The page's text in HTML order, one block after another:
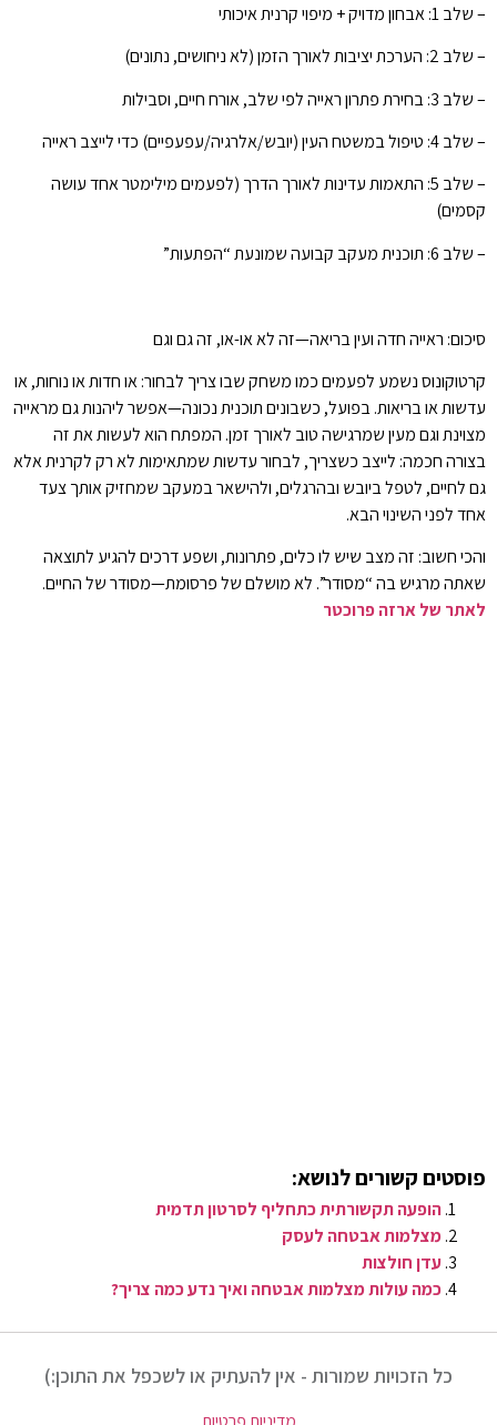
– שלב 1: אבחון מדויק + מיפוי קרנית איכותי
– שלב 2: הערכת יציבות לאורך הזמן (לא ניחושים, נתונים)
– שלב 3: בחירת פתרון ראייה לפי שלב, אורח חיים, וסבילות
– שלב 4: טיפול במשטח העין (יובש/אלרגיה/עפעפיים) כדי לייצב ראייה
– שלב 5: התאמות עדינות לאורך הדרך (לפעמים מילימטר אחד עושה
קסמים)
– שלב 6: תוכנית מעקב קבועה שמונעת “הפתעות”
סיכום: ראייה חדה ועין בריאה—זה לא או-או, זה גם וגם
קרטוקונוס נשמע לפעמים כמו משחק שבו צריך לבחור: או חדות או נוחות, או
עדשות או בריאות. בפועל, כשבונים תוכנית נכונה—אפשר ליהנות גם מראייה
מצוינת וגם מעין שמרגישה טוב לאורך זמן. המפתח הוא לעשות את זה
בצורה חכמה: לייצב כשצריך, לבחור עדשות שמתאימות לא רק לקרנית אלא
גם לחיים, לטפל ביובש ובהרגלים, ולהישאר במעקב שמחזיק אותך צעד
אחד לפני השינוי הבא.
והכי חשוב: זה מצב שיש לו כלים, פתרונות, ושפע דרכים להגיע לתוצאה
שאתה מרגיש בה “מסודר”. לא מושלם של פרסומת—מסודר של החיים.
לאתר שלארזה פרוכטר
פוסטים קשורים לנושא:
הופעה תקשורתית כתחליף לסרטון תדמית
מצלמות אבטחה לעסק
עדן חולצות
כמה עולות מצלמות אבטחה ואיך נדע כמה צריך?
כל הזכויות שמורות - אין להעתיק או לשכפל את התוכן:)